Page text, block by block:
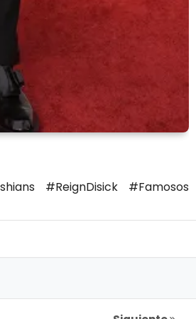
#ReignDisick #Famosos